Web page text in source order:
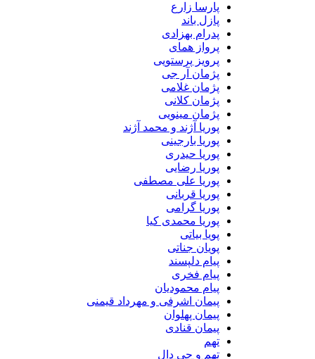
پارسا زارع
پازل باند
پدرام بهزادی
پرواز همای
پرویز پرستویی
پژمان آر جی
پژمان غلامی
پژمان کلانی
پژمان مینویی
پوریا آژند و محمد آژند
پوریا بارجینی
پوریا حیدری
پوریا رضایی
پوریا علی مصطفی
پوریا قربانی
پوریا گرامی
پوریا محمدی کیا
پویا بیاتی
پویان جناتی
پیام دلپسند
پیام فخری
پیام محمودیان
پیمان اشرفی و مهرداد قیمنی
پیمان پهلوان
پیمان قنادی
تهم و جی دال